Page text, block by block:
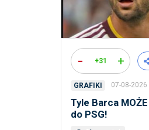
- +31 +
GRAFIKI 07-08-2026
Tyle Barca
do PSG!